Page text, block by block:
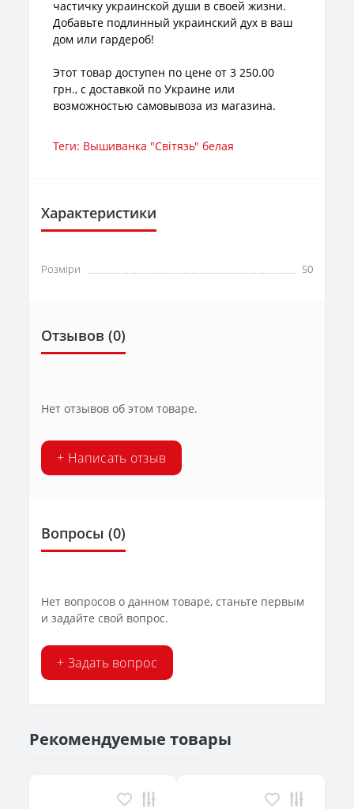
частичку украинской души в своей жизни.
Добавьте подлинный украинский дух в ваш
дом или гардероб!
Этот товар доступен по цене от 3 250.00
грн., с доставкой по Украине или
возможностью самовывоза из магазина.
Теги: Вышиванка "Світязь" белая
Характеристики
Розміри 50
Отзывов (0)
Нет отзывов об этом товаре.
+ Написать отзыв
Вопросы (0)
Нет вопросов о данном товаре, станьте первым
и задайте свой вопрос.
+ Задать вопрос
Рекомендуемые товары